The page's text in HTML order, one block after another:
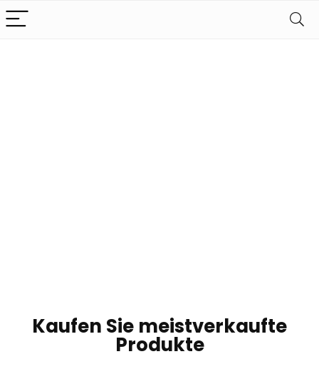
Kaufen Sie meistverkaufte
Produkte